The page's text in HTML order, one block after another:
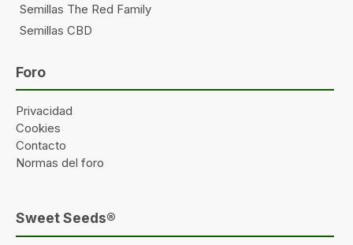
Semillas The Red Family
Semillas CBD
Foro
Privacidad
Cookies
Contacto
Normas del foro
Sweet Seeds®